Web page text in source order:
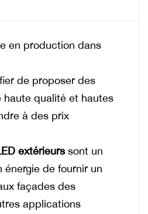
en production dans
de proposer des
haute qualité et hautes
à des prix
extérieurssont un
énergie de fournir un
façades des
applications